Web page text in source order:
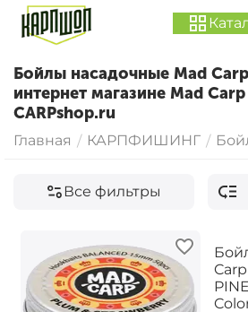
Бойлы насадочные Mad
интернет магазине Mad
CARPshop.ru
Главная / КАРПФИШИНГ /
Все фильтры